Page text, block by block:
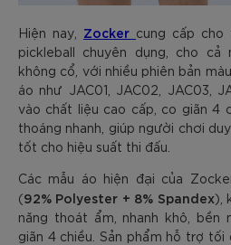
Hiện nay, Zocker cung cấp cho
pickleball chuyên dụng, cho
không cổ, với nhiều phiên bản
áo như JAC01, JAC02, JAC03,
vào chất liệu cao cấp, co giãn 4
thoáng nhanh, giúp người chơi
tốt cho hiệu suất thi đấu.
Các mẫu áo hiện đại của
(92% Polyester + 8% Spandex),
năng thoát ẩm, nhanh khô, bền
giãn 4 chiều. Sản phẩm hỗ trợ